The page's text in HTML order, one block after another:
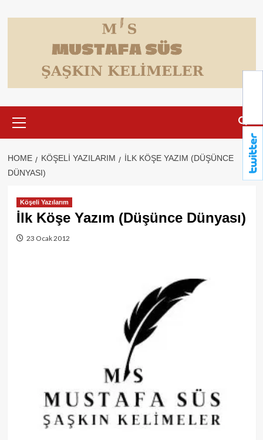
to
Menu
HOME KÖŞELI YAZILARIM
İLK KÖŞE YAZIM (DÜŞÜNCE
DÜNYASI)
Köşeli Yazılarım
İlk Köşe Yazım (Düşünce Dünyası)
23 Ocak 2012